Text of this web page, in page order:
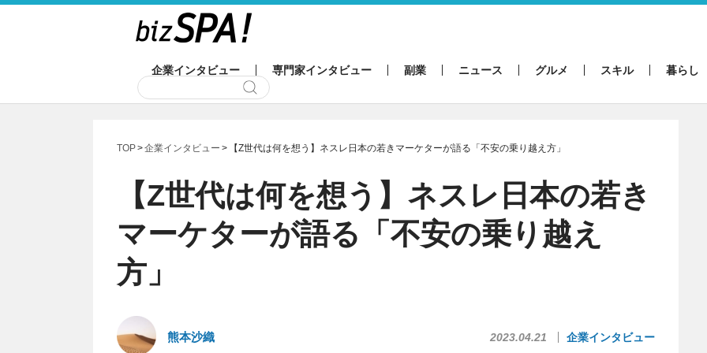
企業インタビュー 専門家インタビュー 副業 ニュース グルメ スキル 暮らし
TOP 企業インタビュー 【Z世代は何を想う】ネスレ日本の若きマーケターが語る「不安の乗り越え方」
【Z世代は何を想う】ネスレ日本の若き
マーケターが語る「不安の乗り越え
方」
熊本沙織 2023.04.21 企業インタビュー